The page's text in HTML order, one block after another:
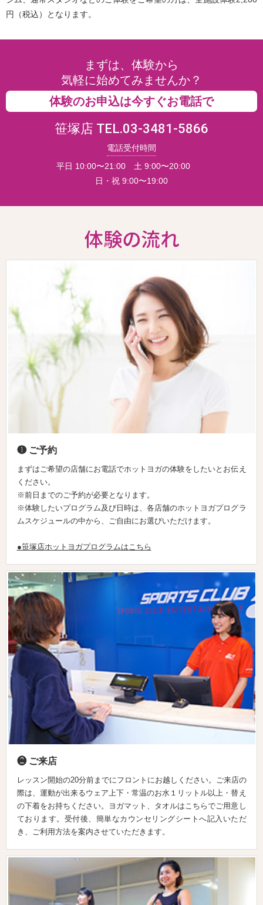
円（税込）となります。
まずは、体験から
気軽に始めてみませんか？
体験のお申込は今すぐお電話で
笹塚店 TEL.03-3481-5866
電話受付時間
平日 10:00〜21:00 土 9:00〜20:00
日・祝 9:00〜19:00
❶ ご予約
まずはご希望の店舗にお電話でホットヨガの体験をしたいとお伝え
ください。
※前日までのご予約が必要となります。
※体験したいプログラム及び日時は、各店舗のホットヨガプログラ
ムスケジュールの中から、ご自由にお選びいただけます。
●笹塚店ホットヨガプログラムはこちら
❷ ご来店
レッスン開始の20分前までにフロントにお越しください。ご来店の
際は、運動が出来るウェア上下・常温のお水１リットル以上・替え
の下着をお持ちください。ヨガマット、タオルはこちらでご用意し
ております。受付後、簡単なカウンセリングシートへ記入いただ
き、ご利用方法を案内させていただきます。